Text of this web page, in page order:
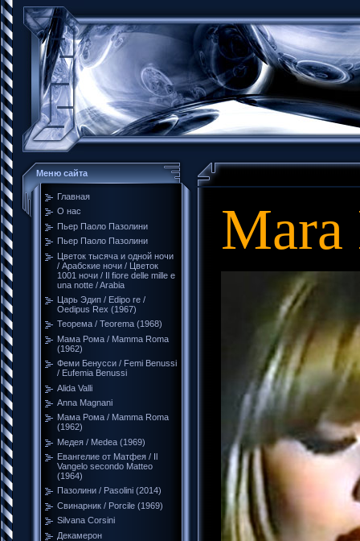
Меню сайта
Главная
О нас
Пьер Паоло Пазолини
Пьер Паоло Пазолини
Цветок тысяча и одной ночи
/ Арабские ночи / Цветок
1001 ночи / Il fiore delle mille e
una notte / Arabia
Царь Эдип / Edipo re /
Oedipus Rex (1967)
Теорема / Teorema (1968)
Мама Рома / Mamma Roma
(1962)
Феми Бенусси / Femi Benussi
/ Eufemia Benussi
Alida Valli
Anna Magnani
Мама Рома / Mamma Roma
(1962)
Медея / Medea (1969)
Евангелие от Матфея / Il
Vangelo secondo Matteo
(1964)
Пазолини / Pasolini (2014)
Свинарник / Porcile (1969)
Silvana Corsini
Декамерон